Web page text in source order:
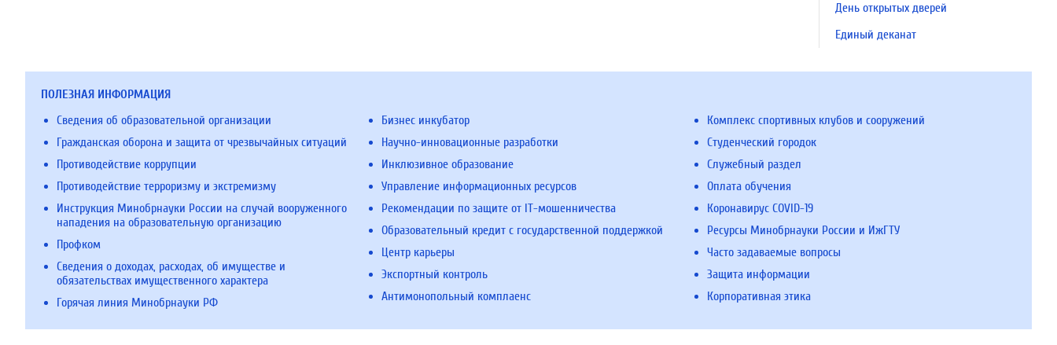
День открытых дверей
Единый деканат
ПОЛЕЗНАЯ ИНФОРМАЦИЯ
Сведения об образовательной организации
Гражданская оборона и защита от чрезвычайных ситуаций
Противодействие коррупции
Противодействие терроризму и экстремизму
Инструкция Минобрнауки России на случай вооруженного
нападения на образовательную организацию
Профком
Сведения о доходах, расходах, об имуществе и
обязательствах имущественного характера
Горячая линия Минобрнауки РФ
Бизнес инкубатор
Научно-инновационные разработки
Инклюзивное образование
Управление информационных ресурсов
Рекомендации по защите от IT-мошенничества
Образовательный кредит с государственной поддержкой
Центр карьеры
Экспортный контроль
Антимонопольный комплаенс
Комплекс спортивных клубов и сооружений
Студенческий городок
Служебный раздел
Оплата обучения
Коронавирус COVID-19
Ресурсы Минобрнауки России и ИжГТУ
Часто задаваемые вопросы
Защита информации
Корпоративная этика